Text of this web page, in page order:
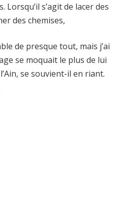
s’agit de lacer des
des chemises,
de presque tout, mais j’ai
se moquait le plus de lui
se souvient-il en riant.